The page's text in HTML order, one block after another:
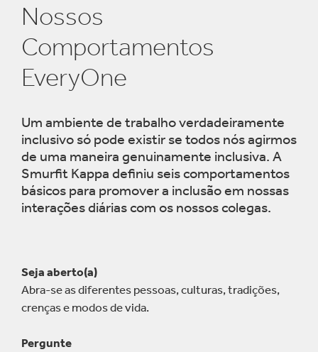
Nossos
Comportamentos
EveryOne
Um ambiente de trabalho verdadeiramente
inclusivo só pode existir se todos nós agirmos
de uma maneira genuinamente inclusiva. A
Smurfit Kappa definiu seis comportamentos
básicos para promover a inclusão em nossas
interações diárias com os nossos colegas.
Seja aberto(a)
Abra-se as diferentes pessoas, culturas, tradições,
crenças e modos de vida.
Pergunte